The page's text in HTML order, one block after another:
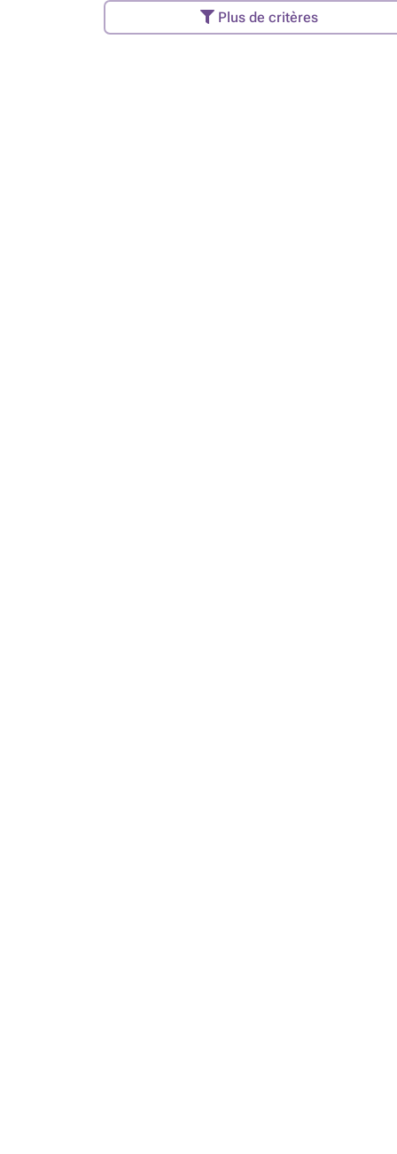
Plus de critères